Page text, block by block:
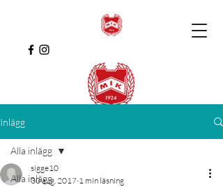
Inlägg
Alla inlägg
Alla inlägg
sigge10
30 aug. 2017 1 min läsning